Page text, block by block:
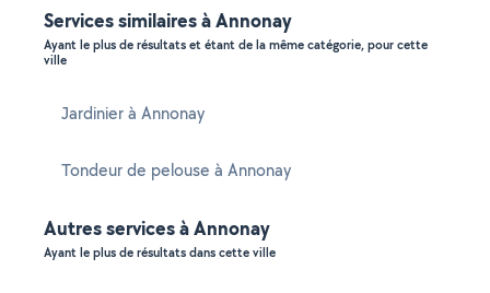
Services similaires à Annonay
Ayant le plus de résultats et étant de la même catégorie, pour cette
ville
Jardinier à Annonay
Tondeur de pelouse à Annonay
Autres services à Annonay
Ayant le plus de résultats dans cette ville